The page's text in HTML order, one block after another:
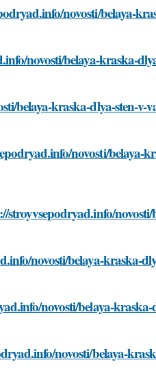
novosti/belaya-
novosti/belaya-kraska-
belaya-kraska-dlya-sten-v-
novosti/belaya-
novosti/
novosti/belaya-kraska-
novosti/belaya-
novosti/belaya-